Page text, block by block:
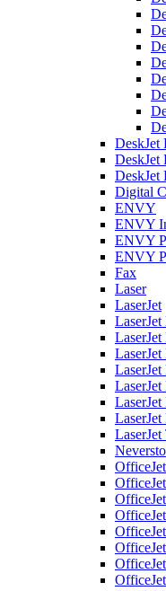
DeskJet
DeskJet
DeskJet
Digital
ENVY
ENVY
ENVY
ENVY
Fax
Laser
LaserJet
LaserJet
LaserJet
LaserJet
LaserJet
LaserJet
LaserJet
OfficeJet